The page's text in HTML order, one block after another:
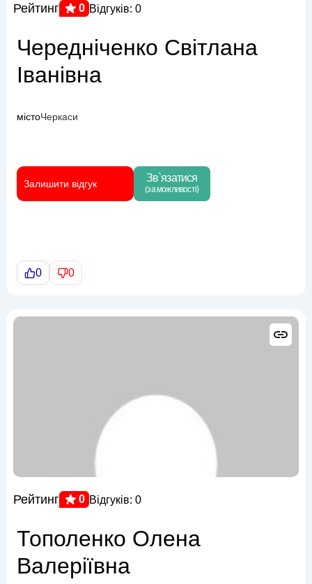
Рейтинг 0 Відгуків: 0
Чередніченко Світлана
Іванівна
містоЧеркаси
Залишити відгук Зв`язатися
(за можливості)
0 0
Рейтинг 0 Відгуків: 0
Тополенко Олена
Валеріївна